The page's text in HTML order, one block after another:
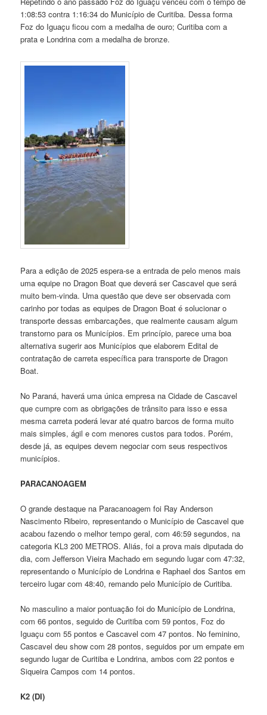
1:08:53 contra 1:16:34 do Município de Curitiba. Dessa forma
Foz do Iguaçu ficou com a medalha de ouro; Curitiba com a
prata e Londrina com a medalha de bronze.
Para a edição de 2025 espera-se a entrada de pelo menos mais
uma equipe no Dragon Boat que deverá ser Cascavel que será
muito bem-vinda. Uma questão que deve ser observada com
carinho por todas as equipes de Dragon Boat é solucionar o
transporte dessas embarcações, que realmente causam algum
transtorno para os Municípios. Em princípio, parece uma boa
alternativa sugerir aos Municípios que elaborem Edital de
contratação de carreta específica para transporte de Dragon
Boat.
No Paraná, haverá uma única empresa na Cidade de Cascavel
que cumpre com as obrigações de trânsito para isso e essa
mesma carreta poderá levar até quatro barcos de forma muito
mais simples, ágil e com menores custos para todos. Porém,
desde já, as equipes devem negociar com seus respectivos
municípios.
PARACANOAGEM
O grande destaque na Paracanoagem foi Ray Anderson
Nascimento Ribeiro, representando o Município de Cascavel que
acabou fazendo o melhor tempo geral, com 46:59 segundos, na
categoria KL3 200 METROS. Aliás, foi a prova mais diputada do
dia, com Jefferson Vieira Machado em segundo lugar com 47:32,
representando o Município de Londrina e Raphael dos Santos em
terceiro lugar com 48:40, remando pelo Município de Curitiba.
No masculino a maior pontuação foi do Município de Londrina,
com 66 pontos, seguido de Curitiba com 59 pontos, Foz do
Iguaçu com 55 pontos e Cascavel com 47 pontos. No feminino,
Cascavel deu show com 28 pontos, seguidos por um empate em
segundo lugar de Curitiba e Londrina, ambos com 22 pontos e
Siqueira Campos com 14 pontos.
K2 (DI)